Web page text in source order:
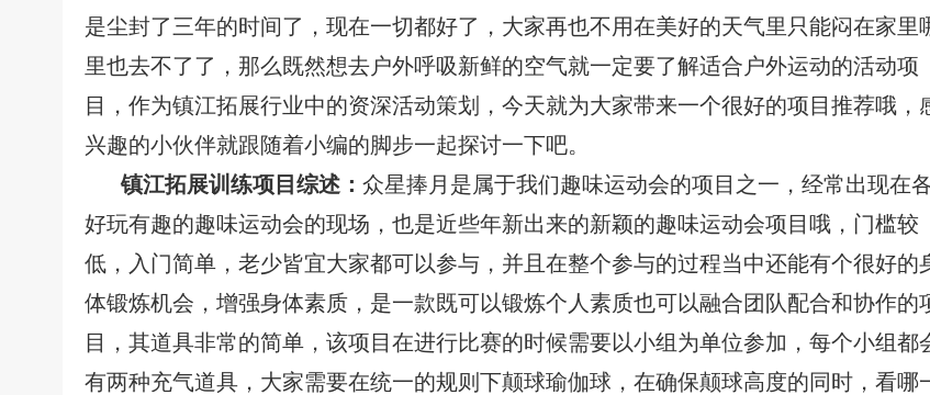
是尘封了三年的时间了，现在一切都好了，大家再也不用在美好的天气里只能闷在家里
里也去不了了，那么既然想去户外呼吸新鲜的空气就一定要了解适合户外运动的活动项
目，作为镇江拓展行业中的资深活动策划，今天就为大家带来一个很好的项目推荐哦，
兴趣的小伙伴就跟随着小编的脚步一起探讨一下吧。
镇江拓展训练项目综述： 众星捧月是属于我们趣味运动会的项目之一，经常出现在
好玩有趣的趣味运动会的现场，也是近些年新出来的新颖的趣味运动会项目哦，门槛较
低，入门简单，老少皆宜大家都可以参与，并且在整个参与的过程当中还能有个很好的
体锻炼机会，增强身体素质，是一款既可以锻炼个人素质也可以融合团队配合和协作的
目，其道具非常的简单，该项目在进行比赛的时候需要以小组为单位参加，每个小组都
有两种充气道具，大家需要在统一的规则下颠球瑜伽球，在确保颠球高度的同时，看哪